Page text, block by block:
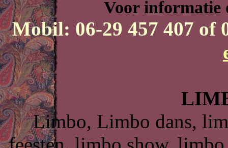
Voor informatie
Mobil: 06-29 457 407 of
Limbo, Limbo dans,